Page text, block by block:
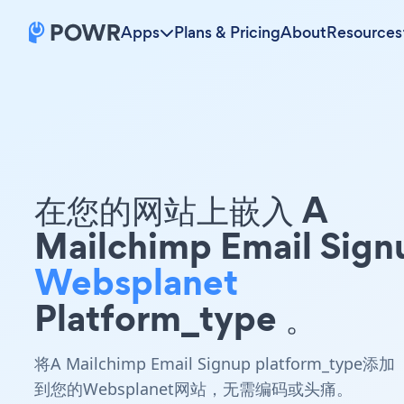
Apps Plans & PricingAboutResources
在您的网站上嵌入 A
Mailchimp Email
Websplanet
Platform_type 。
将A Mailchimp Email Signup platform_type添加
到您的Websplanet网站，无需编码或头痛。